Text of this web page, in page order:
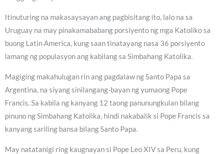
Itinuturing na makasaysayan ang pagbisitang ito, lalo na sa
Uruguay na may pinakamababang porsiyento ng mga Katoliko sa
buong Latin America, kung saan tinatayang nasa 36 porsiyento
lamang ng populasyon ang kabilang sa Simbahang Katolika.
Magiging makahulugan rin ang pagdalaw ng Santo Papa sa
Argentina, na siyang sinilangang-bayan ng yumaong Pope
Francis. Sa kabila ng kanyang 12 taong panunungkulan bilang
pinuno ng Simbahang Katolika, hindi nakabalik si Pope Francis sa
kanyang sariling bansa bilang Santo Papa.
May natatanigi ring kaugnayan si Pope Leo XIV sa Peru, kung